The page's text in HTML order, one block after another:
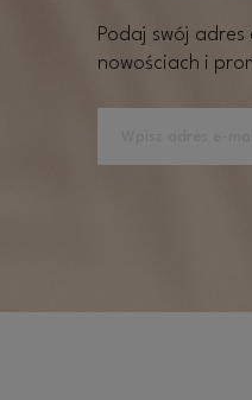
Podaj swój adres
nowościach i